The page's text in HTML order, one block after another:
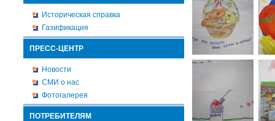
Историческая справка
Газификация
ПРЕСС-ЦЕНТР
Новости
СМИ о нас
Фотогалерея
ПОТРЕБИТЕЛЯМ